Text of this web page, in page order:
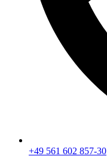
+49 561 602 857-30